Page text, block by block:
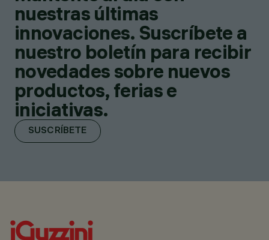
nuestras últimas
innovaciones. Suscríbete a
nuestro boletín para recibir
novedades sobre nuevos
productos, ferias e
iniciativas.
SUSCRÍBETE